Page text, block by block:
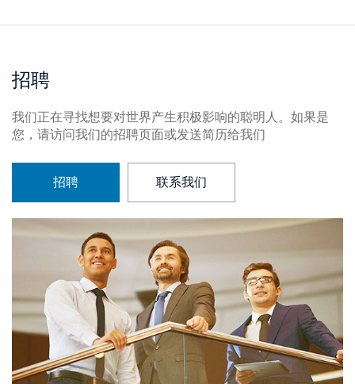
招聘
我们正在寻找想要对世界产生积极影响的聪明人。如果是
您，请访问我们的招聘页面或发送简历给我们
招聘 联系我们